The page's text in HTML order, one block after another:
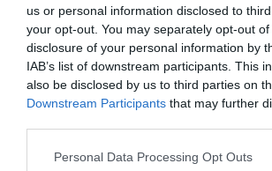
us or personal information disclosed to
your opt-out. You may separately opt-out
disclosure of your personal information by
IAB’s list of downstream participants. This
also be disclosed by us to third parties on
Downstream Participants that may further
Personal Data Processing Opt Outs
AȚI PUTEA
ASEMENEA